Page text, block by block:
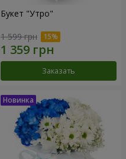
Букет "Утро"
1 599 грн
Заказать